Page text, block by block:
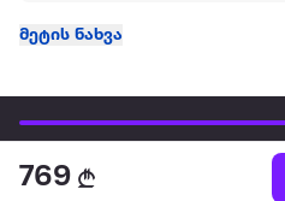
769
მეტის ნახვა